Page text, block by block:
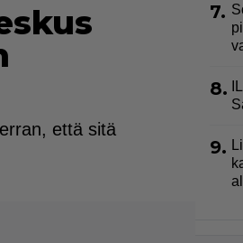
että sitä
7.
8.
9.